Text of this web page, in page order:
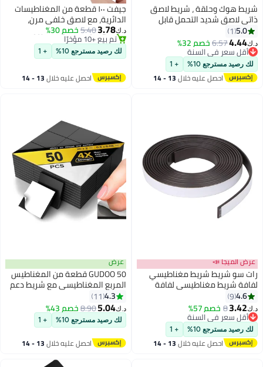
لاصق
قابل
قوة
على شريط
+ 1
13 - 14
جيفت ١٠٠ قطعة من المغناطيسات
الدائرية، مع لاصق خلفي مرن،
مثالية للأعمال اليدوية، نقاط
مغناطيسية صغيرة لاصقة لتعليق
الأشياء الخفيفة، مناسبة للمدرسة
والمكتب والمنزل.
3.78
5.40
#3 في الشريط المغناطيسي
باقي 1 وحدات في المخزون
تم بيع +10 مؤخرًا
#3 في الشريط المغناطيسي
لك رصيد مسترجع 10% + 1
احصل عليه خلال 13 - 14
لفافة
شرائط
مغناطيسية داعمة قوية 3M ثقيلة
المهام مثالية للجدار، DIY، Art
Projects & Fridge -25 ملم عرض × 1 + 1
13 - 14
عرض
GUDOO 50 قطعة من المغناطيس
المربع المغناطيسي مع شريط دعم
ذاتي اللصق قوي 3M مثالي
للمشروعات الفنية DIY واللوحات
البيضاء وشريط مربع مغناطيس
الثلاجة 20 مم × 20 مم
د.ك‏5.04
لك رصيد مسترجع 10% + 1
احصل عليه خلال 13 - 14